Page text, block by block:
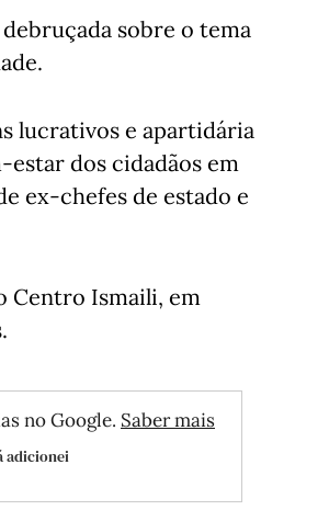
sobre o tema
lucrativos e apartidária
dos cidadãos em
ex-chefes de estado e
Centro Ismaili, em
no Google. Saber mais
adicionei